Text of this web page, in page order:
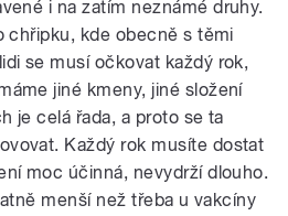
i na zatím neznámé druhy.
chřipku, kde obecně s těmi
se musí očkovat každý rok,
jiné kmeny, jiné složení
je celá řada, a proto se ta
Každý rok musíte dostat
moc účinná, nevydrží dlouho.
menší než třeba u vakcíny